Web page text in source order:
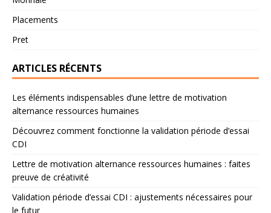
Placements
Pret
ARTICLES RÉCENTS
Les éléments indispensables d’une lettre de motivation
alternance ressources humaines
Découvrez comment fonctionne la validation période d’essai
CDI
Lettre de motivation alternance ressources humaines : faites
preuve de créativité
Validation période d’essai CDI : ajustements nécessaires pour
le futur